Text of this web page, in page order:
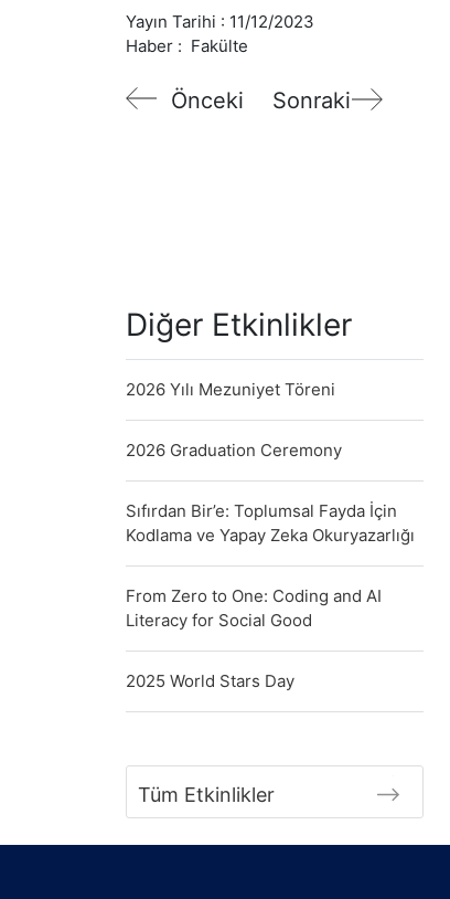
Yayın Tarihi : 11/12/2023
Haber : Fakülte
Önceki Sonraki
Diğer Etkinlikler
2026 Yılı Mezuniyet Töreni
2026 Graduation Ceremony
Sıfırdan Bir’e: Toplumsal Fayda İçin
Kodlama ve Yapay Zeka Okuryazarlığı
From Zero to One: Coding and AI
Literacy for Social Good
2025 World Stars Day
Tüm Etkinlikler